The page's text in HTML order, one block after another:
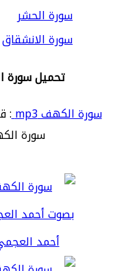
سورة الحشر
سورة الانشقاق
تحميل سورة
سورة الكهف mp3
:
سورة
أحمد